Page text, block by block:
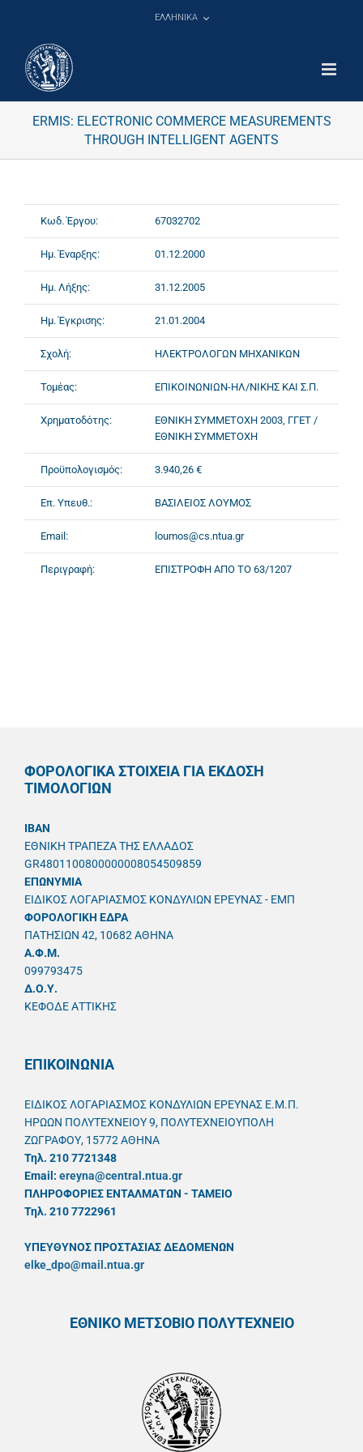
ΕΛΛΗΝΙΚΑ
ERMIS: ELECTRONIC COMMERCE MEASUREMENTS
THROUGH INTELLIGENT AGENTS
Κωδ. Έργου: 67032702
Ημ. Έναρξης: 01.12.2000
Ημ. Λήξης: 31.12.2005
Ημ. Έγκρισης: 21.01.2004
Σχολή: ΗΛΕΚΤΡΟΛΟΓΩΝ ΜΗΧΑΝΙΚΩΝ
Τομέας: ΕΠΙΚΟΙΝΩΝΙΩΝ-ΗΛ/ΝΙΚΗΣ ΚΑΙ Σ.Π.
Χρηματοδότης:
ΕΘΝΙΚΗ ΣΥΜΜΕΤΟΧΗ 2003, ΓΓΕΤ /
ΕΘΝΙΚΗ ΣΥΜΜΕΤΟΧΗ
Προϋπολογισμός: 3.940,26 €
Επ. Υπευθ.: ΒΑΣΙΛΕΙΟΣ ΛΟΥΜΟΣ
Email: loumos@cs.ntua.gr
Περιγραφή: ΕΠΙΣΤΡΟΦΗ ΑΠΟ ΤΟ 63/1207
ΦΟΡΟΛΟΓΙΚΑ ΣΤΟΙΧΕΙΑ ΓΙΑ ΕΚΔΟΣΗ
ΤΙΜΟΛΟΓΙΩΝ
IBAN
ΕΘΝΙΚΗ ΤΡΑΠΕΖΑ ΤΗΣ ΕΛΛΑΔΟΣ
GR4801100800000008054509859
ΕΠΩΝΥΜΙΑ
ΕΙΔΙΚΟΣ ΛΟΓΑΡΙΑΣΜΟΣ ΚΟΝΔΥΛΙΩΝ ΕΡΕΥΝΑΣ - ΕΜΠ
ΦΟΡΟΛΟΓΙΚΗ ΕΔΡΑ
ΠΑΤΗΣΙΩΝ 42, 10682 ΑΘΗΝΑ
A.Φ.Μ.
099793475
Δ.Ο.Υ.
ΚΕΦΟΔΕ ΑΤΤΙΚΗΣ
ΕΠΙΚΟΙΝΩΝΙΑ
ΕΙΔΙΚΟΣ ΛΟΓΑΡΙΑΣΜΟΣ ΚΟΝΔΥΛΙΩΝ ΕΡΕΥΝΑΣ Ε.Μ.Π.
ΗΡΩΩΝ ΠΟΛΥΤΕΧΝΕΙΟΥ 9, ΠΟΛΥΤΕΧΝΕΙΟΥΠΟΛΗ
ΖΩΓΡΑΦΟΥ, 15772 ΑΘΗΝΑ
Τηλ. 210 7721348
Email: ereyna@central.ntua.gr
ΠΛΗΡΟΦΟΡΙΕΣ ΕΝΤΑΛΜΑΤΩΝ - ΤΑΜΕΙΟ
Τηλ. 210 7722961
ΥΠΕΥΘYΝΟΣ ΠΡΟΣΤΑΣΙΑΣ ΔΕΔΟΜΕΝΩΝ
elke_dpo@mail.ntua.gr
ΕΘΝΙΚΟ ΜΕΤΣΟΒΙΟ ΠΟΛΥΤΕΧΝΕΙΟ